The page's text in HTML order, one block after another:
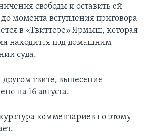
свободы и оставить ей
момента вступления приговора
в «Твиттере» Ярмыш, которая
находится под домашним
суда.
другом твите, вынесение
на 16 августа.
комментариев по этому